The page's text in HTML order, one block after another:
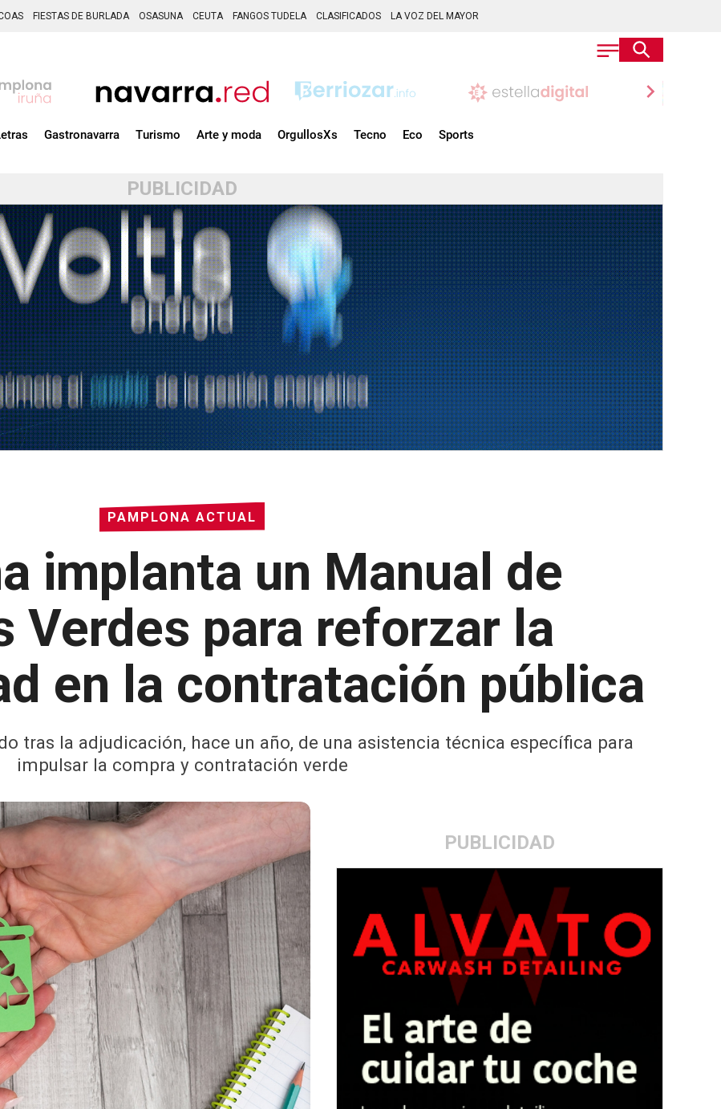
FIESTAS DE BURLADA OSASUNA CEUTA FANGOS TUDELA CLASIFICADOS LA VOZ DEL MAYOR
chevron_right
Gastronavarra Turismo Arte y moda OrgullosXs Tecno Eco Sports
PUBLICIDAD
PAMPLONA ACTUAL
implanta un Manual de
Verdes para reforzar la
en la contratación pública
tras la adjudicación, hace un año, de una asistencia técnica específica para
impulsar la compra y contratación verde
PUBLICIDAD